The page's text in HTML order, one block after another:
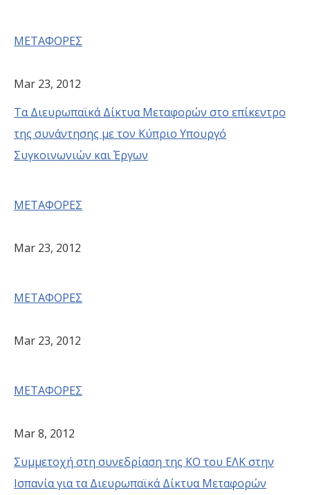
ΜΕΤΑΦΟΡΕΣ
Mar 23, 2012
Τα Διευρωπαϊκά Δίκτυα Μεταφορών στο επίκεντρο
της συνάντησης με τον Κύπριο Υπουργό
Συγκοινωνιών και Έργων
ΜΕΤΑΦΟΡΕΣ
Mar 23, 2012
ΜΕΤΑΦΟΡΕΣ
Mar 23, 2012
ΜΕΤΑΦΟΡΕΣ
Mar 8, 2012
Συμμετοχή στη συνεδρίαση της ΚΟ του ΕΛΚ στην
Ισπανία για τα Διευρωπαϊκά Δίκτυα Μεταφορών